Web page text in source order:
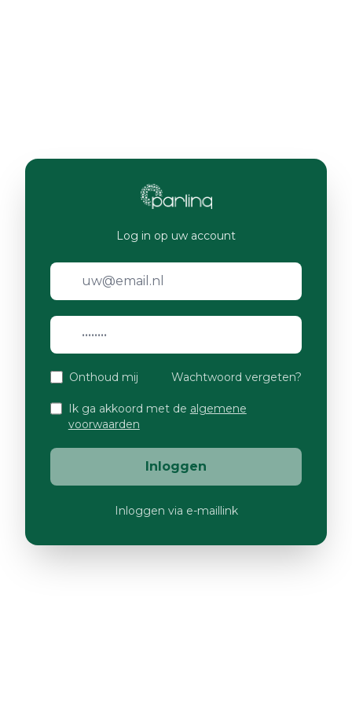
Log in op uw account
Onthoud mij Wachtwoord vergeten?
Ik ga akkoord met de algemene
voorwaarden
Inloggen
Inloggen via e-maillink